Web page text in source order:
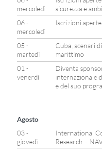
mercoledì
sicurezza e
06 -
mercoledì
Iscrizioni aperte
05 -
martedì
Cuba, scenari
marittimo
01 -
venerdì
Diventa
internazionale
e del suo
Agosto
03 -
giovedì
International
Research –